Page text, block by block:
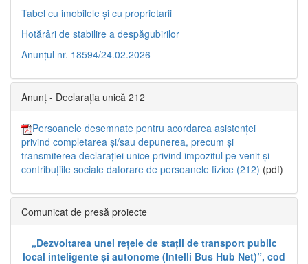
Tabel cu imobilele și cu proprietarii
Hotărâri de stabilire a despăgubirilor
Anunțul nr. 18594/24.02.2026
Anunț - Declarația unică 212
Persoanele desemnate pentru acordarea asistenței
privind completarea și/sau depunerea, precum și
transmiterea declarației unice privind impozitul pe venit și
contribuțiile sociale datorare de persoanele fizice (212) (pdf)
Comunicat de presă proiecte
„Dezvoltarea unei rețele de stații de transport public
local inteligente și autonome (Intelli Bus Hub Net)”, cod